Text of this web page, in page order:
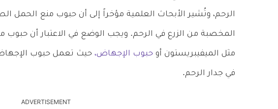
الرحم، وتُشير الأبحاث العلمية مؤخراً إلى أن حبوب منع الحمل
المخصبة من الزرع في الرحم. ويجب الوضع في الاعتبار أن حبوب
مثل الميفيبريستون أو حبوب الإجهاض، حيث تعمل حبوب
في جدار الرحم.
ADVERTISEMENT